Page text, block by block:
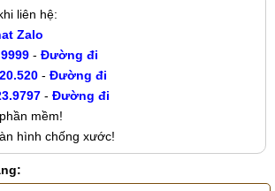
liên hệ:
Zalo
- Đường đi
- Đường đi
- Đường đi
mềm!
hình chống xước!